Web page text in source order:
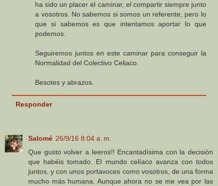
ha sido un placer el caminar, el compartir siempre junto
a vosotros. No sabemos si somos un referente, pero lo
que si sabemos es que intentamos aportar lo que
podemos.
Seguiremos juntos en este caminar para conseguir la
Normalidad del Colectivo Celiaco.
Besotes y abrazos.
Responder
Salomé 26/9/16 8:04 a. m.
Que gusto volver a leeros!! Encantadísima con la decisión
que habéis tomado. El mundo celíaco avanza con todos
juntos, y con unos portavoces como vosotros, de una forma
mucho más humana. Aunque ahora no se me vea por las